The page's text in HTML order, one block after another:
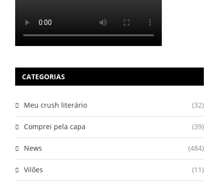
CATEGORIAS
Meu crush literário (32)
Comprei pela capa (39)
News (484)
Vilões (11)